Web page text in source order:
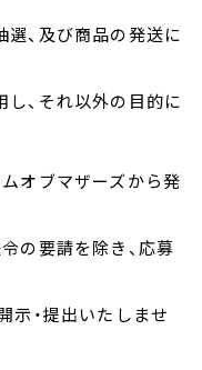
、及び商品の発送に
、それ以外の目的に
オブマザーズから発
の要請を除き、応募
示・提出いたしませ